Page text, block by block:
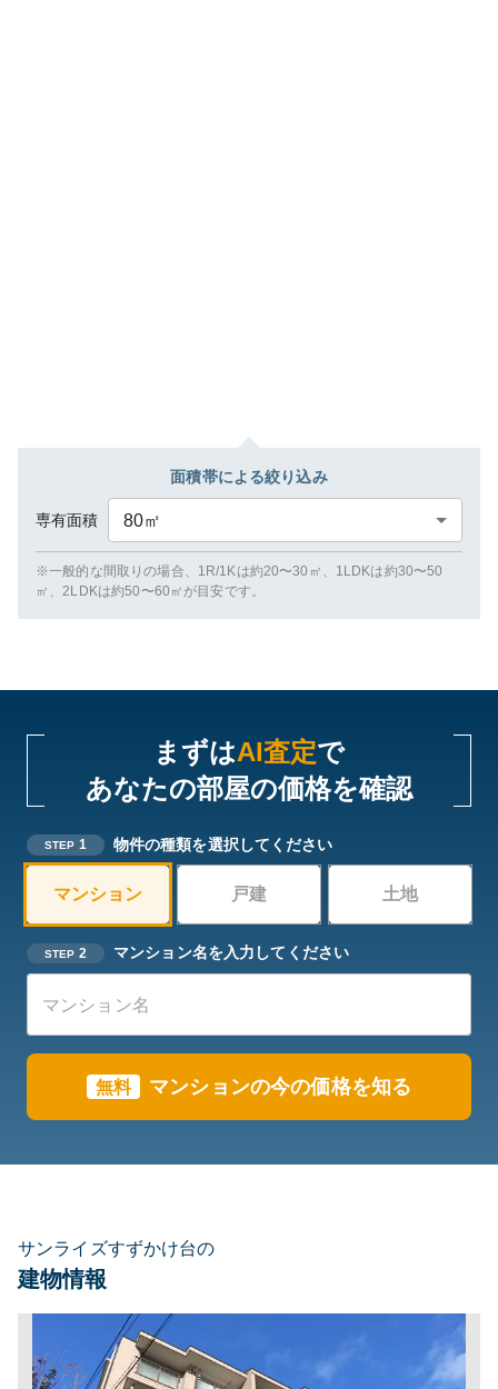
面積帯による絞り込み
専有面積 80㎡
※一般的な間取りの場合、1R/1Kは約20〜30㎡、1LDKは約30〜50
㎡、2LDKは約50〜60㎡が目安です。
まずはAI査定で
あなたの部屋の価格を確認
STEP 1 物件の種類を選択してください
マンション 戸建 土地
STEP 2 マンション名を入力してください
無料 マンションの今の価格を知る
サンライズすずかけ台の
建物情報